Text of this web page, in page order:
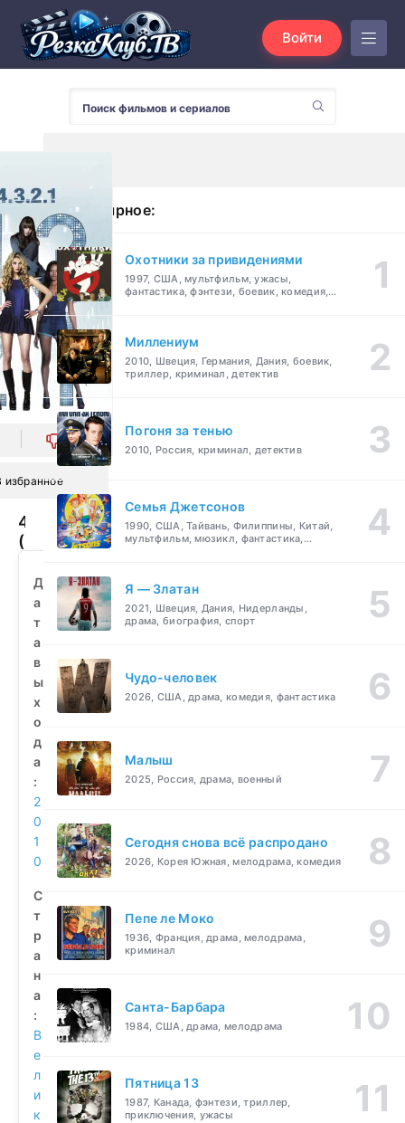
Войти
0
избранное
4.3.2.1
(2010)
бесплатно
Д
а
т
а
в
ы
х
о
д
а
:
2
0
1
0
С
т
р
а
н
а
:
В
е
л
и
к
Популярное:
Охотники за привидениями
1997, США, мультфильм, ужасы,
фантастика, фэнтези, боевик, комедия,
Миллениум
2010, Швеция, Германия, Дания, боевик,
триллер, криминал, детектив
Погоня за тенью
2010, Россия, криминал, детектив
Семья Джетсонов
1990, США, Тайвань, Филиппины, Китай,
мультфильм, мюзикл, фантастика,
Я — Златан
2021, Швеция, Дания, Нидерланды,
драма, биография, спорт
Чудо-человек
2026, США, драма, комедия, фантастика
Малыш
2025, Россия, драма, военный
Сегодня снова всё распродано
2026, Корея Южная, мелодрама, комедия
Пепе ле Моко
1936, Франция, драма, мелодрама,
криминал
Санта-Барбара
1984, США, драма, мелодрама
Пятница 13
1987, Канада, фэнтези, триллер,
приключения, ужасы